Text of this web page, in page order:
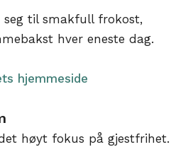
seg til smakfull frokost,
hver eneste dag.
hjemmeside
høyt fokus på gjestfrihet.